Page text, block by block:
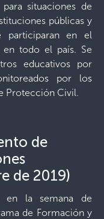
situaciones de
públicas y
participaran en el
en todo el país. Se
educativos por
por los
Protección Civil.
de
de 2019)
en la semana de
de Formación y